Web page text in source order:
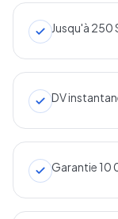
Jusqu'à 250
DV
Garantie 10